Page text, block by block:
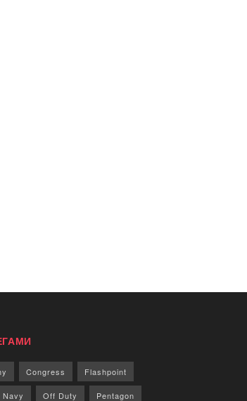
Congress Flashpoint
Navy Off Duty Pentagon